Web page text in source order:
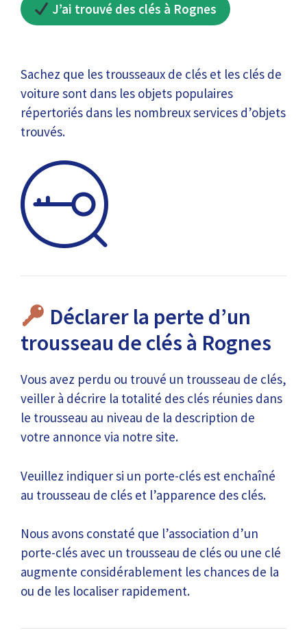
J’ai trouvé des clés à Rognes
Sachez que les trousseaux de clés et les clés de
voiture sont dans les objets populaires
répertoriés dans les nombreux services d’objets
trouvés.
Déclarer la perte d’un
trousseau de clés à Rognes
Vous avez perdu ou trouvé un trousseau de clés,
veiller à décrire la totalité des clés réunies dans
le trousseau au niveau de la description de
votre annonce via notre site.
Veuillez indiquer si un porte-clés est enchaîné
au trousseau de clés et l’apparence des clés.
Nous avons constaté que l’association d’un
porte-clés avec un trousseau de clés ou une clé
augmente considérablement les chances de la
ou de les localiser rapidement.